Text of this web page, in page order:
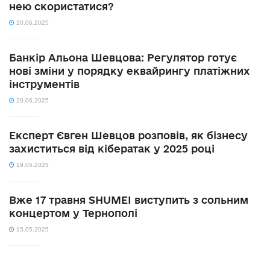
нею скористатися?
20.06.2025
Банкір Альона Шевцова: Регулятор готує
нові зміни у порядку еквайрингу платіжних
інструментів
20.06.2025
Експерт Євген Шевцов розповів, як бізнесу
захиститься від кібератак у 2025 році
19.05.2025
Вже 17 травня SHUMEI виступить з сольним
концертом у Тернополі
15.05.2025